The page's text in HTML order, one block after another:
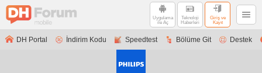
Uygulama
ile Aç
Teknoloji
Haberleri
Giriş ve
Kayıt
DH Portal İndirim Kodu Speedtest Bölüme Git Destek